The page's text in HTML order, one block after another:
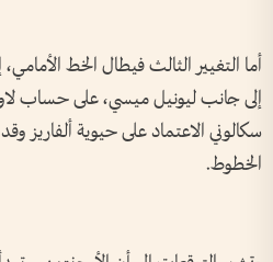
أما التغيير الثالث فيطال الخط
إلى جانب ليونيل ميسي، على حساب
سكالوني الاعتماد على حيوية ألفاريز
الخطوط.